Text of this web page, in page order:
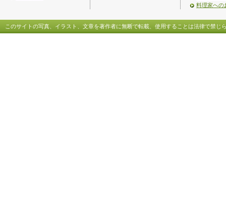
料理家への
このサイトの写真、イラスト、文章を著作者に無断で転載、使用することは法律で禁じ